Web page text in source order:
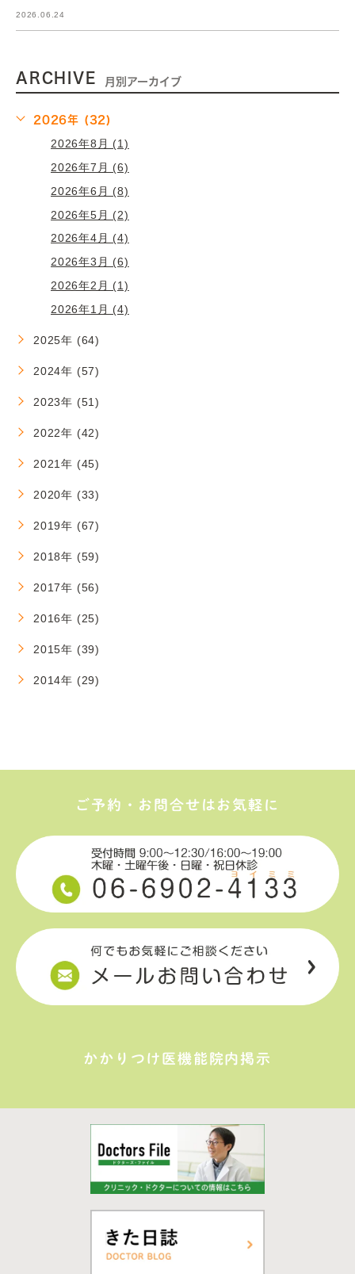
2026.06.24
ARCHIVE 月別アーカイブ
2026年 (32)
2026年8月 (1)
2026年7月 (6)
2026年6月 (8)
2026年5月 (2)
2026年4月 (4)
2026年3月 (6)
2026年2月 (1)
2026年1月 (4)
2025年 (64)
2024年 (57)
2023年 (51)
2022年 (42)
2021年 (45)
2020年 (33)
2019年 (67)
2018年 (59)
2017年 (56)
2016年 (25)
2015年 (39)
2014年 (29)
ご予約・お問合せはお気軽に
かかりつけ医機能院内掲示